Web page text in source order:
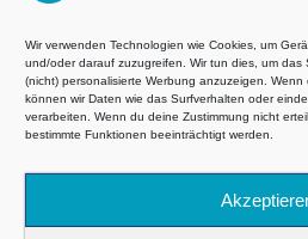
Wir verwenden Technologien wie Cookies, um
und/oder darauf zuzugreifen. Wir tun dies, um das
(nicht) personalisierte Werbung anzuzeigen. Wenn
können wir Daten wie das Surfverhalten oder
verarbeiten. Wenn du deine Zustimmung nicht
bestimmte Funktionen beeinträchtigt werden.
8:00 tot
Algemene
Impressie